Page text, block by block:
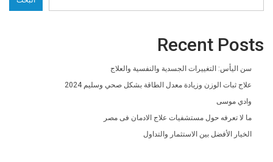
Recent Posts
سن اليأس: التغييرات الجسدية والنفسية والعلاج
علاج ثبات الوزن وزيادة معدل الطاقة بشكل صحي وسليم 2024
وادي موسى
ما لا تعرفه حول مستشفيات علاج الادمان فى مصر
الخيار الأفضل بين الاستثمار والتداول